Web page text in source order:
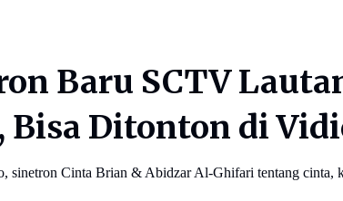
Baru SCTV
Bisa Ditonton di
Cinta Brian & Abidzar Al-Ghifari tentang cinta,